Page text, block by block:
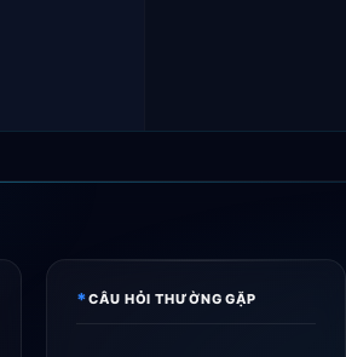
*CÂU HỎI THƯỜNG GẶP